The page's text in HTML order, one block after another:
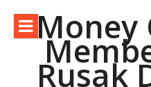
konten Money
Rusak